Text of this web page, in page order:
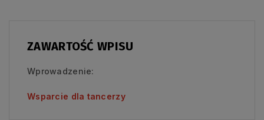
ZAWARTOŚĆ WPISU
Wprowadzenie:
Wsparcie dla tancerzy